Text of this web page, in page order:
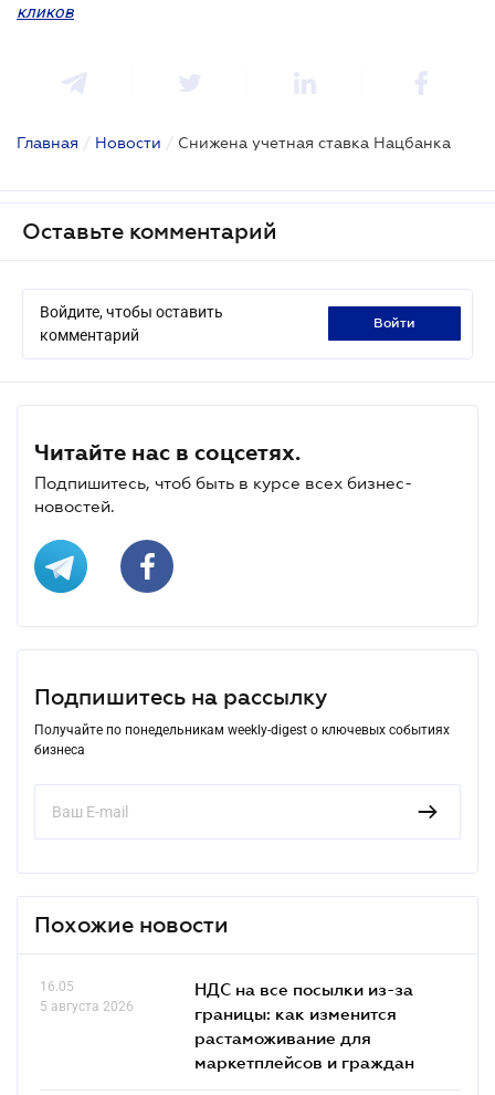
кликов
Главная / Новости / Снижена учетная ставка Нацбанка
Оставьте комментарий
Войдите, чтобы оставить
комментарий
войти
Читайте нас в соцсетях.
Подпишитесь, чтоб быть в курсе всех бизнес-
новостей.
Подпишитесь на рассылку
Получайте по понедельникам weekly-digest о ключевых событиях
бизнеса
Похожие новости
16.05
5 августа 2026
НДС на все посылки из-за
границы: как изменится
растаможивание для
маркетплейсов и граждан